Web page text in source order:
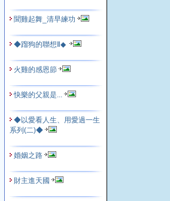
聞雞起舞_清早練功
◆蹓狗的聯想Ⅱ◆
火雞的感恩節
快樂的父親是...
◆以愛看人生、用愛過一生
系列(二)◆
婚姻之路
財主進天國